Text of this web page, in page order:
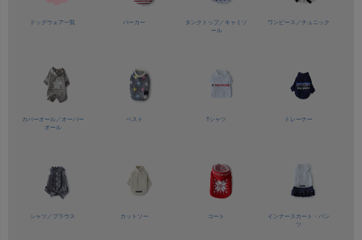
ドッグウェア一覧 パーカー タンクトップ／ キャミソ
ール
ワンピース／チュニック
カバーオール／ オーバー
オール
ベスト Tシャツ トレーナー
シャツ／ ブラウス カットソー コート
インナースカート・パン
ツ